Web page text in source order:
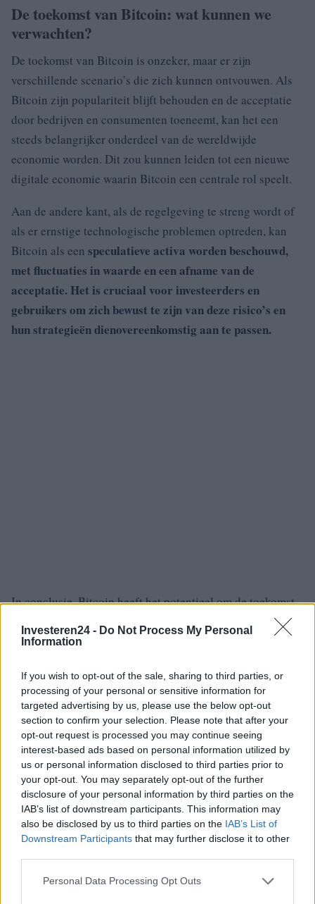
Investeren24 - Do Not Process My Personal
Information
If you wish to opt-out of the sale, sharing to third parties, or
processing of your personal or sensitive information for
targeted advertising by us, please use the below opt-out
section to confirm your selection. Please note that after your
opt-out request is processed you may continue seeing
interest-based ads based on personal information utilized by
us or personal information disclosed to third parties prior to
your opt-out. You may separately opt-out of the further
disclosure of your personal information by third parties on the
IAB’s list of downstream participants. This information may
also be disclosed by us to third parties on the IAB’s List of
Downstream Participants that may further disclose it to other
Please note that this website/app uses one or more Google
Personal Data Processing Opt Outs
De toekomst van Bitcoin: wat kunnen we
verwachten?
De toekomst van Bitcoin is onzeker, maar er zijn
verschillende scenario’s die zich kunnen ontvouwen. Als
Bitcoin zijn populariteit blijft behouden en de acceptatie
door bedrijven en consumenten toeneemt, kan het een
steeds belangrijker onderdeel van de wereldwijde
economie worden. Dit zou kunnen leiden tot een nieuwe
digitale economie waarin Bitcoin een centrale rol speelt.
Aan de andere kant, als de regelgeving te streng wordt of
als er ernstige technologische problemen optreden, kan
Bitcoin als een speculatieve activa worden beschouwd,
met fluctuaties in waarde en een afname van de
acceptatie. Het is cruciaal voor investeerders en
gebruikers om zich bewust te zijn van deze risico’s en
hun strategieën dienovereenkomstig aan te passen.
In conclusie, Bitcoin heeft het potentieel om de toekomst
van geld en betalingen te transformeren. De kansen zijn
groot, maar de uitdagingen zijn ook aanzienlijk. Het is aan
de voet te volgen en weloverwogen beslissingen te nemen
in deze dynamische en snel veranderende markt.
Staff